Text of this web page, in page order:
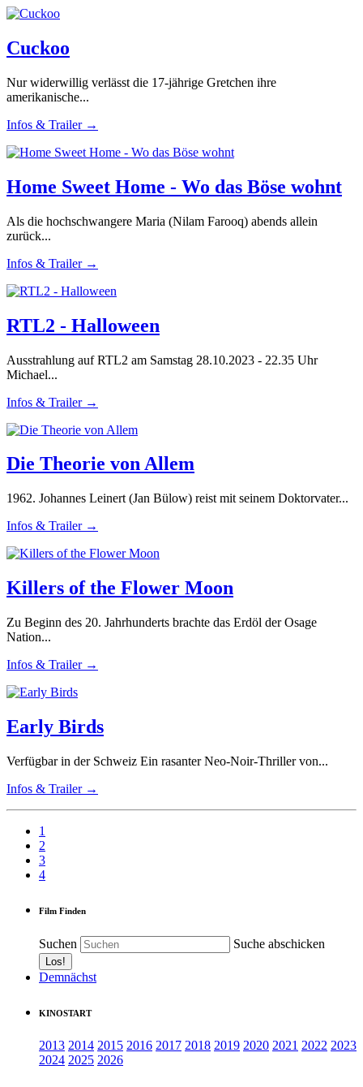
Cuckoo
Nur widerwillig verlässt die 17-jährige Gretchen ihre
amerikanische...
Infos & Trailer →
Home Sweet Home - Wo das Böse wohnt
Als die hochschwangere Maria (Nilam Farooq) abends allein
zurück...
Infos & Trailer →
RTL2 - Halloween
Ausstrahlung auf RTL2 am Samstag 28.10.2023 - 22.35 Uhr
Michael...
Infos & Trailer →
Die Theorie von Allem
1962. Johannes Leinert (Jan Bülow) reist mit seinem Doktorvater...
Infos & Trailer →
Killers of the Flower Moon
Zu Beginn des 20. Jahrhunderts brachte das Erdöl der Osage
Nation...
Infos & Trailer →
Early Birds
Verfügbar in der Schweiz Ein rasanter Neo-Noir-Thriller von...
Infos & Trailer →
1
2
3
4
Film Finden
Suchen Suche abschicken
Demnächst
KINOSTART
2013 2014 2015 2016 2017 2018 2019 2020 2021 2022 2023
2024 2025 2026